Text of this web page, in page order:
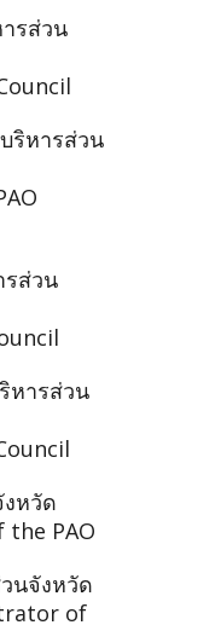
รส่วน
ริหารส่วน
รส่วน
หารส่วน
หวัด
PAO
นจังหวัด
of